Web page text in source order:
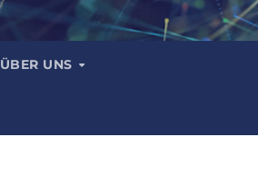
ÜBER UNS